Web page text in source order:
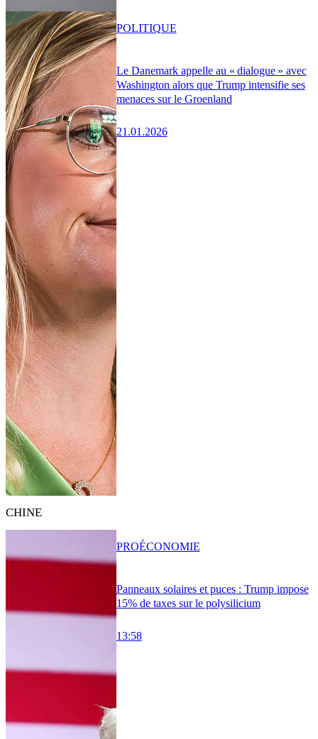
Le Danemark appelle au « dialogue » avec
Washington alors que Trump intensifie ses
menaces sur le Groenland
21.01.2026
POLITIQUE
CHINE
Panneaux solaires et puces : Trump impose
15% de taxes sur le polysilicium
13:58
PROÉCONOMIE